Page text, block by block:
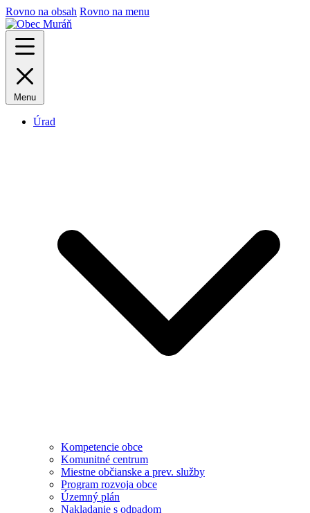
Rovno na obsah Rovno na menu
Menu
Úrad
Kompetencie obce
Komunitné centrum
Miestne občianske a prev. služby
Program rozvoja obce
Územný plán
Nakladanie s odpadom